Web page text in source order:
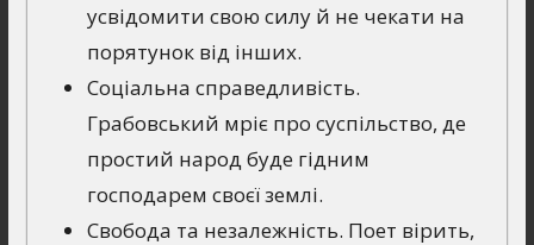
усвідомити свою силу й не чекати на
порятунок від інших.
Соціальна справедливість.
Грабовський мріє про суспільство, де
простий народ буде гідним
господарем своєї землі.
Свобода та незалежність. Поет вірить,